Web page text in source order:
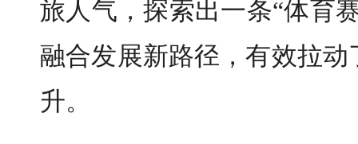
旅人气，探索出一条“体育
融合发展新路径，有效拉
升。